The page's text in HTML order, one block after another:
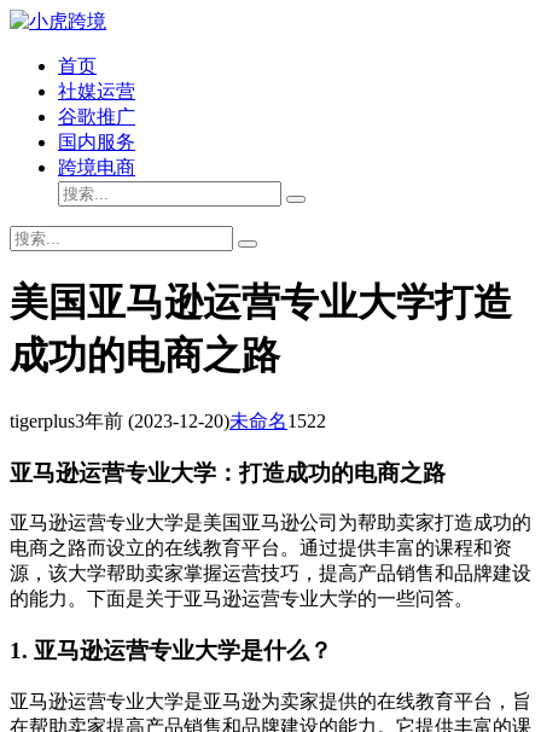
首页
社媒运营
谷歌推广
国内服务
跨境电商
美国亚马逊运营专业大学打造
成功的电商之路
tigerplus3年前 (2023-12-20)未命名1522
亚马逊运营专业大学：打造成功的电商之路
亚马逊运营专业大学是美国亚马逊公司为帮助卖家打造成功的
电商之路而设立的在线教育平台。通过提供丰富的课程和资
源，该大学帮助卖家掌握运营技巧，提高产品销售和品牌建设
的能力。下面是关于亚马逊运营专业大学的一些问答。
1. 亚马逊运营专业大学是什么？
亚马逊运营专业大学是亚马逊为卖家提供的在线教育平台，旨
在帮助卖家提高产品销售和品牌建设的能力。它提供丰富的课